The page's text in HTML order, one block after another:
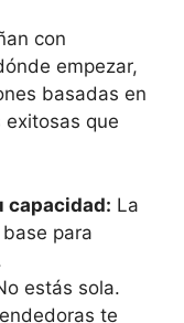
con
empezar,
basadas en
exitosas que
capacidad: La
para
estás sola.
te